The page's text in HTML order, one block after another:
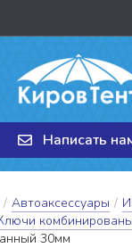
Написать
/ Автоаксессуары /
30мм